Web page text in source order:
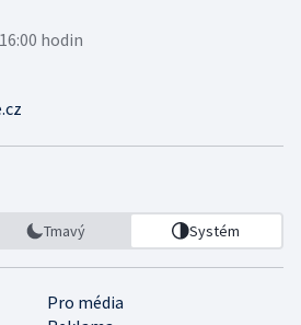
hodin
Tmavý Systém
Pro média